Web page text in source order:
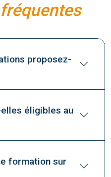
fréquentes
proposez-
éligibles au
formation sur